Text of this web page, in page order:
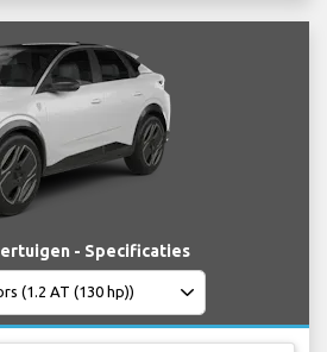
- Specificaties